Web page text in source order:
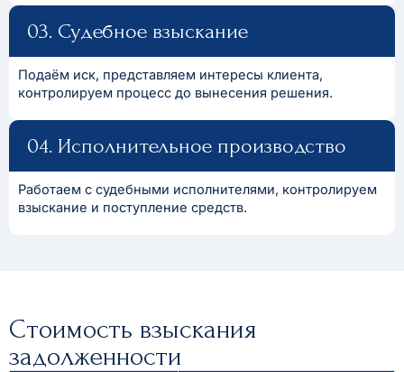
03. Судебное взыскание
Подаём иск, представляем интересы клиента,
контролируем процесс до вынесения решения.
04. Исполнительное производство
Работаем с судебными исполнителями, контролируем
взыскание и поступление средств.
Стоимость взыскания
задолженности